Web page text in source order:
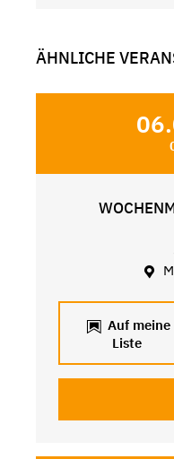
ÄHNLICHE
Auf meine
Liste